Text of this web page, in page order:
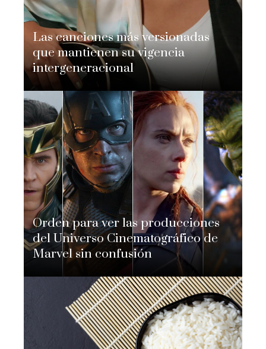
Las canciones más versionadas
que mantienen su vigencia
intergeneracional
Nicolás Adomo
Orden para ver las producciones
del Universo Cinematográfico de
Marvel sin confusión
Nicolás Adomo Hace 2 semanas